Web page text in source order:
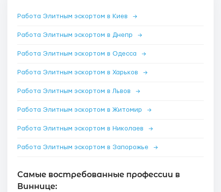
Работа Элитным эскортом в Киев →
Работа Элитным эскортом в Днепр →
Работа Элитным эскортом в Одесса →
Работа Элитным эскортом в Харьков →
Работа Элитным эскортом в Львов →
Работа Элитным эскортом в Житомир →
Работа Элитным эскортом в Николаев →
Работа Элитным эскортом в Запорожье →
Самые востребованные профессии в
Виннице: